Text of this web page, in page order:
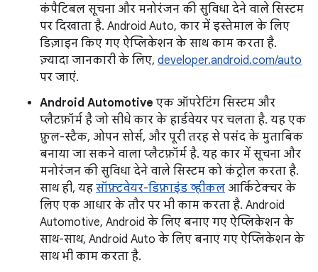
कंपैटिबल सूचना और मनोरंजन की सुविधा देने वाले सिस्टम
पर दिखाता है. Android Auto, कार में इस्तेमाल के लिए
डिज़ाइन किए गए ऐप्लिकेशन के साथ काम करता है.
ज़्यादा जानकारी के लिए, developer.android.com/auto
पर जाएं.
Android Automotive एक ऑपरेटिंग सिस्टम और
प्लैटफ़ॉर्म है जो सीधे कार के हार्डवेयर पर चलता है. यह एक
फ़ुल-स्टैक, ओपन सोर्स, और पूरी तरह से पसंद के मुताबिक
बनाया जा सकने वाला प्लैटफ़ॉर्म है. यह कार में सूचना और
मनोरंजन की सुविधा देने वाले सिस्टम को कंट्रोल करता है.
साथ ही, यह सॉफ़्टवेयर-डिफ़ाइंड व्हीकल आर्किटेक्चर के
लिए एक आधार के तौर पर भी काम करता है. Android
Automotive, Android के लिए बनाए गए ऐप्लिकेशन के
साथ-साथ, Android Auto के लिए बनाए गए ऐप्लिकेशन के
साथ भी काम करता है.